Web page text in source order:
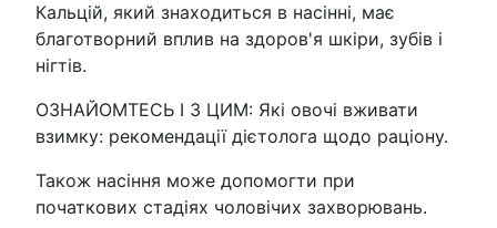
Кальцій, який знаходиться в насінні, має
благотворний вплив на здоров'я шкіри, зубів і
нігтів.
ОЗНАЙОМТЕСЬ І З ЦИМ: Які овочі вживати
взимку: рекомендації дієтолога щодо раціону.
Також насіння може допомогти при
початкових стадіях чоловічих захворювань.